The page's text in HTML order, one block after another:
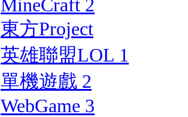
MineCraft 2
東方Project
英雄聯盟LOL 1
單機遊戲 2
WebGame 3